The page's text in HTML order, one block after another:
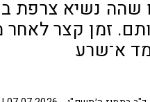
שהה נשיא צרפת
זמן קצר
א־שרע